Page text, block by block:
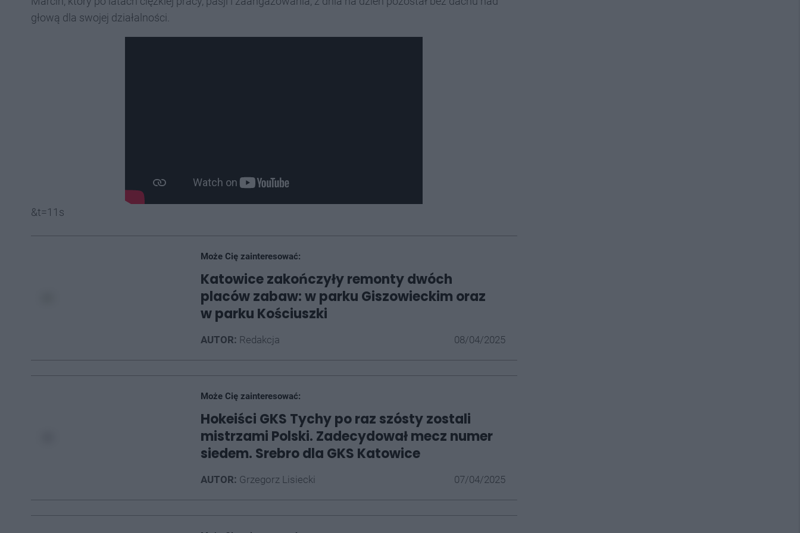
głową dla swojej działalności.
&t=11s
Może Cię zainteresować:
Katowice zakończyły remonty dwóch
placów zabaw: w parku Giszowieckim oraz
w parku Kościuszki
AUTOR: Redakcja 08/04/2025
Może Cię zainteresować:
Hokeiści GKS Tychy po raz szósty zostali
mistrzami Polski. Zadecydował mecz numer
siedem. Srebro dla GKS Katowice
AUTOR: Grzegorz Lisiecki 07/04/2025